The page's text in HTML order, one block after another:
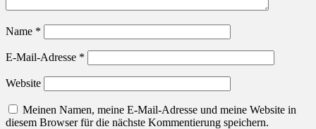
Name *
E-Mail-Adresse *
Website
Meinen Namen, meine E-Mail-Adresse und meine Website in
diesem Browser für die nächste Kommentierung speichern.